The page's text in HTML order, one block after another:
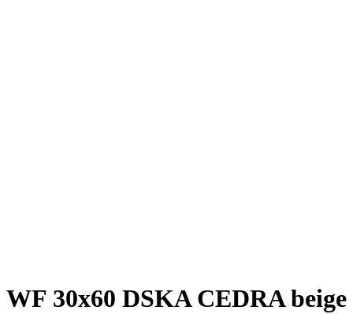
WF 30x60 DSKA CEDRA beige